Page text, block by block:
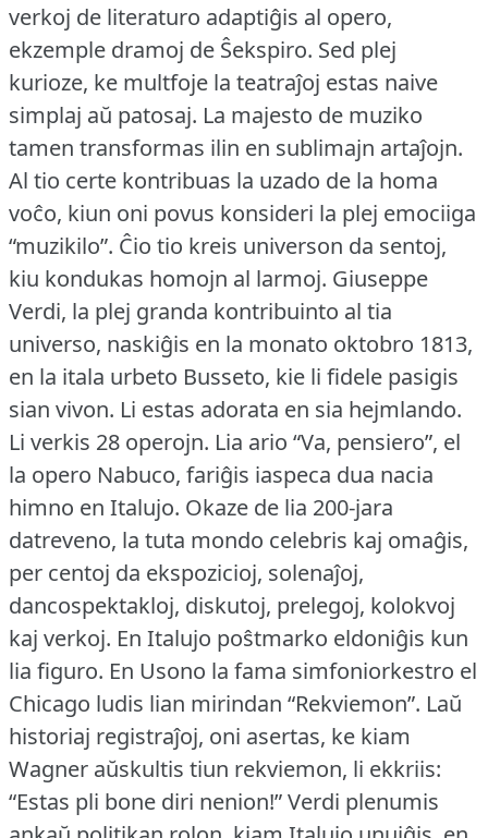
verkoj de literaturo adaptiĝis al opero,
ekzemple dramoj de Ŝekspiro. Sed plej
kurioze, ke multfoje la teatraĵoj estas naive
simplaj aŭ patosaj. La majesto de muziko
tamen transformas ilin en sublimajn artaĵojn.
Al tio certe kontribuas la uzado de la homa
voĉo, kiun oni povus konsideri la plej emociiga
“muzikilo”. Ĉio tio kreis universon da sentoj,
kiu kondukas homojn al larmoj. Giuseppe
Verdi, la plej granda kontribuinto al tia
universo, naskiĝis en la monato oktobro 1813,
en la itala urbeto Busseto, kie li fidele pasigis
sian vivon. Li estas adorata en sia hejmlando.
Li verkis 28 operojn. Lia ario “Va, pensiero”, el
la opero Nabuco, fariĝis iaspeca dua nacia
himno en Italujo. Okaze de lia 200-jara
datreveno, la tuta mondo celebris kaj omaĝis,
per centoj da ekspozicioj, solenaĵoj,
dancospektakloj, diskutoj, prelegoj, kolokvoj
kaj verkoj. En Italujo poŝtmarko eldoniĝis kun
lia figuro. En Usono la fama simfoniorkestro el
Chicago ludis lian mirindan “Rekviemon”. Laŭ
historiaj registraĵoj, oni asertas, ke kiam
Wagner aŭskultis tiun rekviemon, li ekkriis:
“Estas pli bone diri nenion!” Verdi plenumis